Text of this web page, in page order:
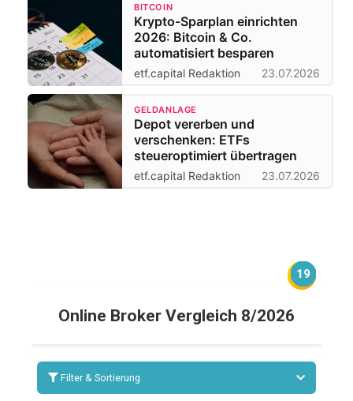
BITCOIN
Krypto-Sparplan einrichten
2026: Bitcoin & Co.
automatisiert besparen
etf.capital Redaktion 23.07.2026
GELDANLAGE
Depot vererben und
verschenken: ETFs
steueroptimiert übertragen
etf.capital Redaktion 23.07.2026